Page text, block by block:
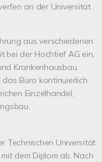
an der Universität
aus verschiedenen
bei der Hochtief AG ein,
Krankenhausbau.
Büro kontinuierlich
Einzelhandel,
Technischen Universität
dem Diplom ab. Nach